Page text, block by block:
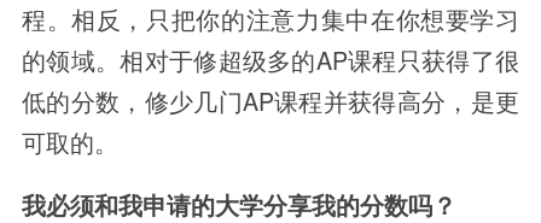
程。相反，只把你的注意力集中在你想要学习
的领域。相对于修超级多的AP课程只获得了很
低的分数，修少几门AP课程并获得高分，是更
可取的。
我必须和我申请的大学分享我的分数吗？